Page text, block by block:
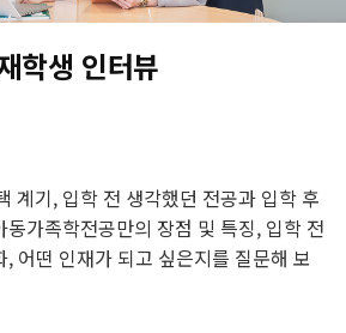
학생 인터뷰
계기, 입학 전 생각했던 전공과 입학 후
가족학전공만의 장점 및 특징, 입학 전
어떤 인재가 되고 싶은지를 질문해 보